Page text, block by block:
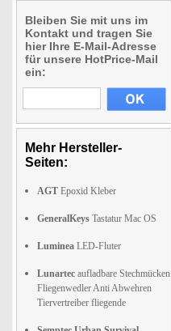
Bleiben Sie mit uns im
Kontakt und tragen Sie
hier Ihre E-Mail-Adresse
für unsere HotPrice-Mail
ein:
Mehr Hersteller-
Seiten:
AGT Epoxid Kleber
GeneralKeys Tastatur Mac OS
Luminea LED-Fluter
Lunartec aufladbare Stechmücken
Fliegenwedler Anti Abwehren
Tiervertreiber fliegende